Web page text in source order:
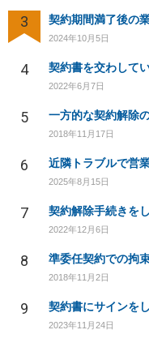
3 契約期間満了後の
2024年10月5日
4 契約書を交わして
2022年6月7日
5 一方的な契約解除
2018年11月17日
6 近隣トラブルで営
2025年8月15日
7
2022年12月6日
8 準委任契約での拘
2018年11月2日
9
2023年11月24日